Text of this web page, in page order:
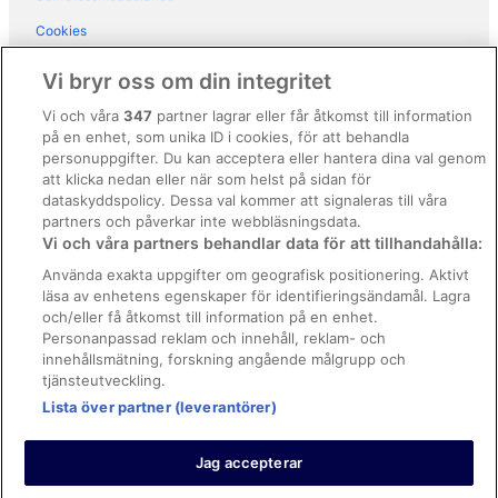
Hotell i Praiano
Hotell i Ravello
Hotell i San Cosma
Hotell i Sant'Agata sui Due Golfi
Hotell i Scala
Hotell i Sorrento
Hotell i Terzigno
Hotell i Torre del Greco
Hotell i Tramonti
Hotell i Vico Equense
Semesterparker i Pompeji
Bostäder i Positano
Husvagnscampingar i Positano
Slott i Positano
Cookies
Regler och villkor för Vrbo
Tillgänglighetsanpassning
Juridisk information/Kontakta oss
Riktlinjer för innehåll och anmäla innehåll
Hjälp
Kontakta oss
Avboka eller ändra din bokning
Boka ett flyg med flygbolagskredit
Återbetalningsprocess och tidslinjer
© 2026 Expedia, Inc., ett företag inom Expedia Group.
Vi bryr oss om din integritet
Vi och våra347 partner lagrar eller får åtkomst till information
på en enhet, som unika ID i cookies, för att behandla
personuppgifter. Du kan acceptera eller hantera dina val genom
att klicka nedan eller när som helst på sidan för
dataskyddspolicy. Dessa val kommer att signaleras till våra
partners och påverkar inte webbläsningsdata.
Vi och våra partners behandlar data för att tillhandahålla:
Använda exakta uppgifter om geografisk positionering. Aktivt
läsa av enhetens egenskaper för identifieringsändamål. Lagra
och/eller få åtkomst till information på en enhet.
Personanpassad reklam och innehåll, reklam- och
innehållsmätning, forskning angående målgrupp och
tjänsteutveckling.
Lista över partner (leverantörer)
Jag accepterar